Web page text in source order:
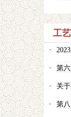
工
·
· 第
· 关于举办
· 第